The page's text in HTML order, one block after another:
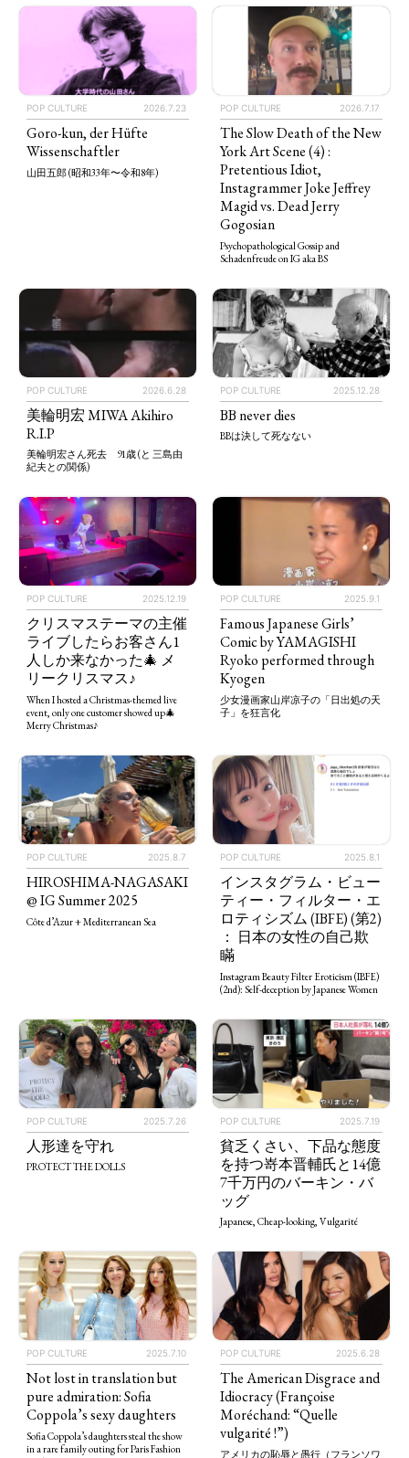
POP CULTURE 2026.7.23
Goro-kun, der Hüfte
Wissenschaftler
山田五郎 (昭和33年〜令和8年)
POP CULTURE 2026.7.17
The Slow Death of the New
York Art Scene (4) :
Pretentious Idiot,
Instagrammer Joke Jeffrey
Magid vs. Dead Jerry
Gogosian
Psychopathological Gossip and
Schadenfreude on IG aka BS
POP CULTURE 2026.6.28
美輪明宏 MIWA Akihiro
R.I.P
美輪明宏さん死去 91歳 (と 三島由
紀夫との関係)
POP CULTURE 2025.12.28
BB never dies
BBは決して死なない
POP CULTURE 2025.12.19
クリスマステーマの主催
ライブしたらお客さん1
人しか来なかった🎄 メ
リークリスマス♪
When I hosted a Christmas-themed live
event, only one customer showed up🎄
Merry Christmas♪
POP CULTURE 2025.9.1
Famous Japanese Girls’
Comic by YAMAGISHI
Ryoko performed through
Kyogen
少女漫画家山岸凉子の「日出処の天
子」を狂言化
POP CULTURE 2025.8.7
HIROSHIMA-NAGASAKI
@ IG Summer 2025
Côte d’Azur + Mediterranean Sea
POP CULTURE 2025.8.1
インスタグラム・ビュー
ティー・フィルター・エ
ロティシズム (IBFE) (第2)
： 日本の女性の自己欺
瞞
Instagram Beauty Filter Eroticism (IBFE)
(2nd): Self-deception by Japanese Women
POP CULTURE 2025.7.26
人形達を守れ
PROTECT THE DOLLS
POP CULTURE 2025.7.19
貧乏くさい、下品な態度
を持つ嵜本晋輔氏と14億
7千万円のバーキン・バ
ッグ
Japanese, Cheap-looking, Vulgarité
POP CULTURE 2025.7.10
Not lost in translation but
pure admiration: Sofia
Coppola’s sexy daughters
Sofia Coppola’s daughters steal the show
in a rare family outing for Paris Fashion
POP CULTURE 2025.6.28
The American Disgrace and
Idiocracy (Françoise
Moréchand: “Quelle
vulgarité !”)
アメリカの恥辱と愚行（フランソワ